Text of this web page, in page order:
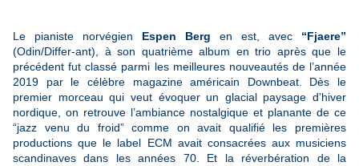
Le pianiste norvégien Espen Berg en est, avec “Fjaere”
(Odin/Differ-ant), à son quatrième album en trio après que le
précédent fut classé parmi les meilleures nouveautés de l’année
2019 par le célèbre magazine américain Downbeat. Dès le
premier morceau qui veut évoquer un glacial paysage d’hiver
nordique, on retrouve l’ambiance nostalgique et planante de ce
“jazz venu du froid” comme on avait qualifié les premières
productions que le label ECM avait consacrées aux musiciens
scandinaves dans les années 70. Et la réverbération de la